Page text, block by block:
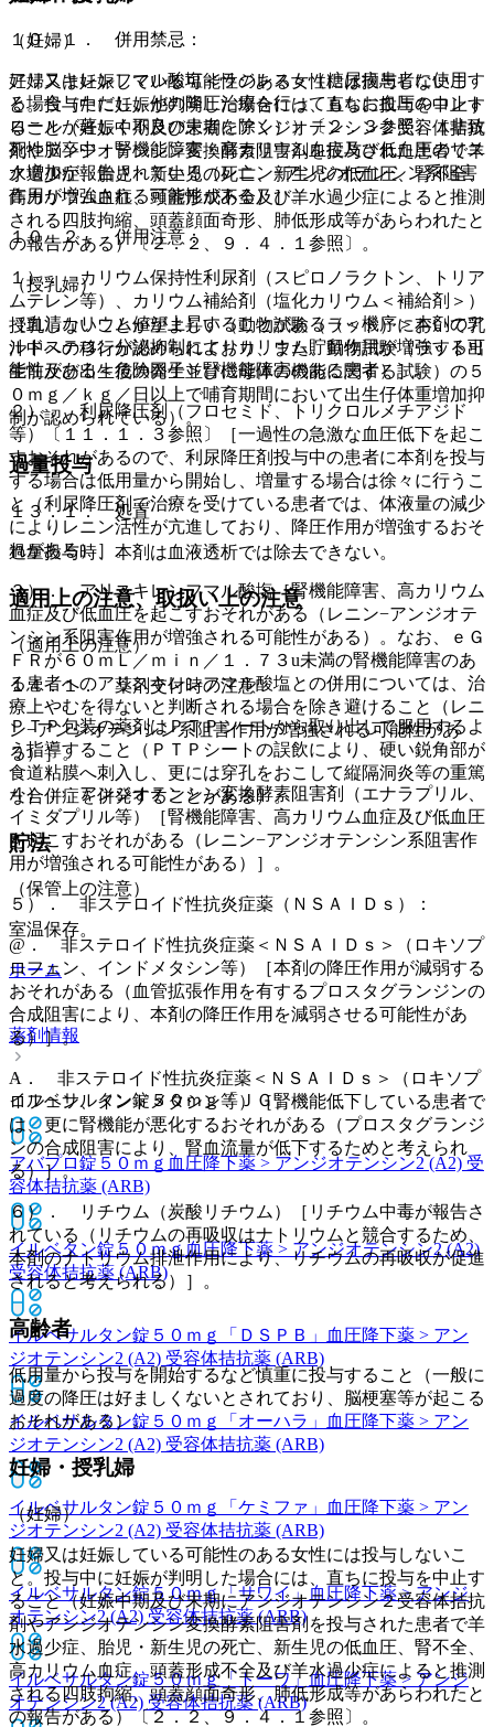
（妊婦）
妊婦又は妊娠している可能性のある女性には投与しないこ
と。投与中に妊娠が判明した場合には、直ちに投与を中止す
ること（妊娠中期及び末期にアンジオテンシン２受容体拮抗
剤やアンジオテンシン変換酵素阻害剤を投与された患者で羊
水過少症、胎児・新生児の死亡、新生児の低血圧、腎不全、
高カリウム血症、頭蓋形成不全及び羊水過少症によると推測
される四肢拘縮、頭蓋顔面奇形、肺低形成等があらわれたと
の報告がある）〔２．２、９．４．１参照〕。
（授乳婦）
授乳しないことが望ましい（動物試験（ラット）において乳
汁中への移行が認められており、また、動物試験（ラット出
生前及び出生後の発生並びに母体の機能に関する試験）の５
０ｍｇ／ｋｇ／日以上で哺育期間において出生仔体重増加抑
制が認められている）。
過量投与
１３．１． 処置
過量投与時、本剤は血液透析では除去できない。
適用上の注意、取扱い上の注意
（適用上の注意）
１４．１． 薬剤交付時の注意
ＰＴＰ包装の薬剤はＰＴＰシートから取り出して服用するよ
う指導すること（ＰＴＰシートの誤飲により、硬い鋭角部が
食道粘膜へ刺入し、更には穿孔をおこして縦隔洞炎等の重篤
な合併症を併発することがある）。
貯法
（保管上の注意）
室温保存。
ホーム
薬剤情報
イルベサルタン錠５０ｍｇ「ＪＧ」
アバプロ錠５０ｍｇ 血圧降下薬 > アンジオテンシン2 (A2) 受
容体拮抗薬 (ARB)
イルベタン錠５０ｍｇ血圧降下薬 > アンジオテンシン2 (A2)
受容体拮抗薬 (ARB)
イルベサルタン錠５０ｍｇ「ＤＳＰＢ」
血圧降下薬 > アン
ジオテンシン2 (A2) 受容体拮抗薬 (ARB)
イルベサルタン錠５０ｍｇ「オーハラ」
血圧降下薬 > アン
ジオテンシン2 (A2) 受容体拮抗薬 (ARB)
イルベサルタン錠５０ｍｇ「ケミファ」
血圧降下薬 > アン
ジオテンシン2 (A2) 受容体拮抗薬 (ARB)
イルベサルタン錠５０ｍｇ「サワイ」血圧降下薬 > アンジ
オテンシン2 (A2) 受容体拮抗薬 (ARB)
イルベサルタン錠５０ｍｇ「トーワ」血圧降下薬 > アンジ
オテンシン2 (A2) 受容体拮抗薬 (ARB)
１０．１． 併用禁忌：
アリスキレンフマル酸塩＜ラジレス＞（糖尿病患者に使用す
る場合（ただし、他の降圧治療を行ってもなお血圧のコント
ロールが著しく不良の患者を除く））〔２．３参照〕［非致
死性脳卒中・腎機能障害・高カリウム血症及び低血圧のリス
ク増加が報告されている（レニン−アンジオテンシン系阻害
作用が増強される可能性がある）］。
１０．２． 併用注意：
１）． カリウム保持性利尿剤（スピロノラクトン、トリア
ムテレン等）、カリウム補給剤（塩化カリウム＜補給剤＞）
［血清カリウム値が上昇することがある（＜機序＞本剤のア
ルドステロン分泌抑制によりカリウム貯留作用が増強する可
能性がある＜危険因子＞腎機能障害のある患者）］。
２）． 利尿降圧剤（フロセミド、トリクロルメチアジド
等）〔１１．１．３参照〕［一過性の急激な血圧低下を起こ
すおそれがあるので、利尿降圧剤投与中の患者に本剤を投与
する場合は低用量から開始し、増量する場合は徐々に行うこ
と（利尿降圧剤で治療を受けている患者では、体液量の減少
によりレニン活性が亢進しており、降圧作用が増強するおそ
れがある）］。
３）． アリスキレンフマル酸塩［腎機能障害、高カリウム
血症及び低血圧を起こすおそれがある（レニン−アンジオテ
ンシン系阻害作用が増強される可能性がある）。なお、ｅＧ
ＦＲが６０ｍＬ／ｍｉｎ／１．７３u未満の腎機能障害のあ
る患者へのアリスキレンフマル酸塩との併用については、治
療上やむを得ないと判断される場合を除き避けること（レニ
ン−アンジオテンシン系阻害作用が増強される可能性があ
る）］。
４）． アンジオテンシン変換酵素阻害剤（エナラプリル、
イミダプリル等）［腎機能障害、高カリウム血症及び低血圧
を起こすおそれがある（レニン−アンジオテンシン系阻害作
用が増強される可能性がある）］。
５）． 非ステロイド性抗炎症薬（ＮＳＡＩＤｓ）：
@． 非ステロイド性抗炎症薬＜ＮＳＡＩＤｓ＞（ロキソプ
ロフェン、インドメタシン等）［本剤の降圧作用が減弱する
おそれがある（血管拡張作用を有するプロスタグランジンの
合成阻害により、本剤の降圧作用を減弱させる可能性があ
る）］。
A． 非ステロイド性抗炎症薬＜ＮＳＡＩＤｓ＞（ロキソプ
ロフェン、インドメタシン等）［腎機能低下している患者で
は、更に腎機能が悪化するおそれがある（プロスタグランジ
ンの合成阻害により、腎血流量が低下するためと考えられ
る）］。
６）． リチウム（炭酸リチウム）［リチウム中毒が報告さ
れている（リチウムの再吸収はナトリウムと競合するため、
本剤のナトリウム排泄作用により、リチウムの再吸収が促進
されると考えられる）］。
高齢者
低用量から投与を開始するなど慎重に投与すること（一般に
過度の降圧は好ましくないとされており、脳梗塞等が起こる
おそれがある）。
妊婦・授乳婦
（妊婦）
妊婦又は妊娠している可能性のある女性には投与しないこ
と。投与中に妊娠が判明した場合には、直ちに投与を中止す
ること（妊娠中期及び末期にアンジオテンシン２受容体拮抗
剤やアンジオテンシン変換酵素阻害剤を投与された患者で羊
水過少症、胎児・新生児の死亡、新生児の低血圧、腎不全、
高カリウム血症、頭蓋形成不全及び羊水過少症によると推測
される四肢拘縮、頭蓋顔面奇形、肺低形成等があらわれたと
の報告がある）〔２．２、９．４．１参照〕。